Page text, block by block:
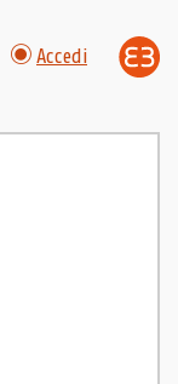
Accedi